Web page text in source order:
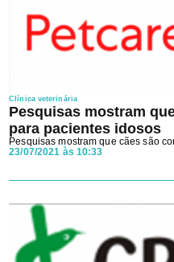
Clínica veterinária
Pesquisas mostram
para pacientes idosos
Pesquisas mostram que cães são
23/07/2021 às 10:33